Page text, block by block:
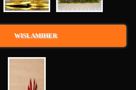
WISLAMIHER